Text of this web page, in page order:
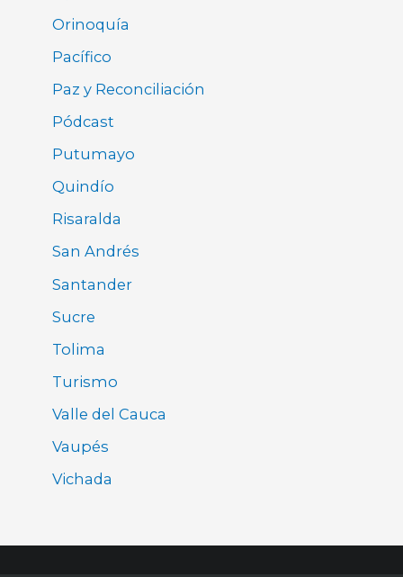
Orinoquía
Pacífico
Paz y Reconciliación
Pódcast
Putumayo
Quindío
Risaralda
San Andrés
Santander
Sucre
Tolima
Turismo
Valle del Cauca
Vaupés
Vichada